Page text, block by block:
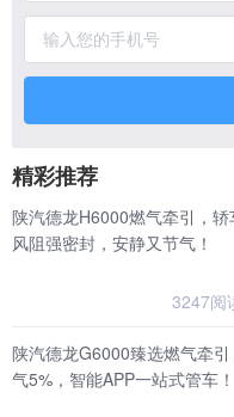
精彩推荐
陕汽德龙H6000燃气牵引，
风阻强密封，安静又节气！
3247阅
陕汽德龙G6000臻选燃气牵
气5%，智能APP一站式管车！